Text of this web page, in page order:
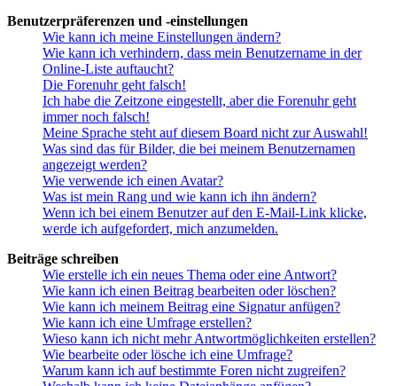
Benutzerpräferenzen und -einstellungen
Wie kann ich meine Einstellungen ändern?
Wie kann ich verhindern, dass mein Benutzername in der
Online-Liste auftaucht?
Die Forenuhr geht falsch!
Ich habe die Zeitzone eingestellt, aber die Forenuhr geht
immer noch falsch!
Meine Sprache steht auf diesem Board nicht zur Auswahl!
Was sind das für Bilder, die bei meinem Benutzernamen
angezeigt werden?
Wie verwende ich einen Avatar?
Was ist mein Rang und wie kann ich ihn ändern?
Wenn ich bei einem Benutzer auf den E-Mail-Link klicke,
werde ich aufgefordert, mich anzumelden.
Beiträge schreiben
Wie erstelle ich ein neues Thema oder eine Antwort?
Wie kann ich einen Beitrag bearbeiten oder löschen?
Wie kann ich meinem Beitrag eine Signatur anfügen?
Wie kann ich eine Umfrage erstellen?
Wieso kann ich nicht mehr Antwortmöglichkeiten erstellen?
Wie bearbeite oder lösche ich eine Umfrage?
Warum kann ich auf bestimmte Foren nicht zugreifen?